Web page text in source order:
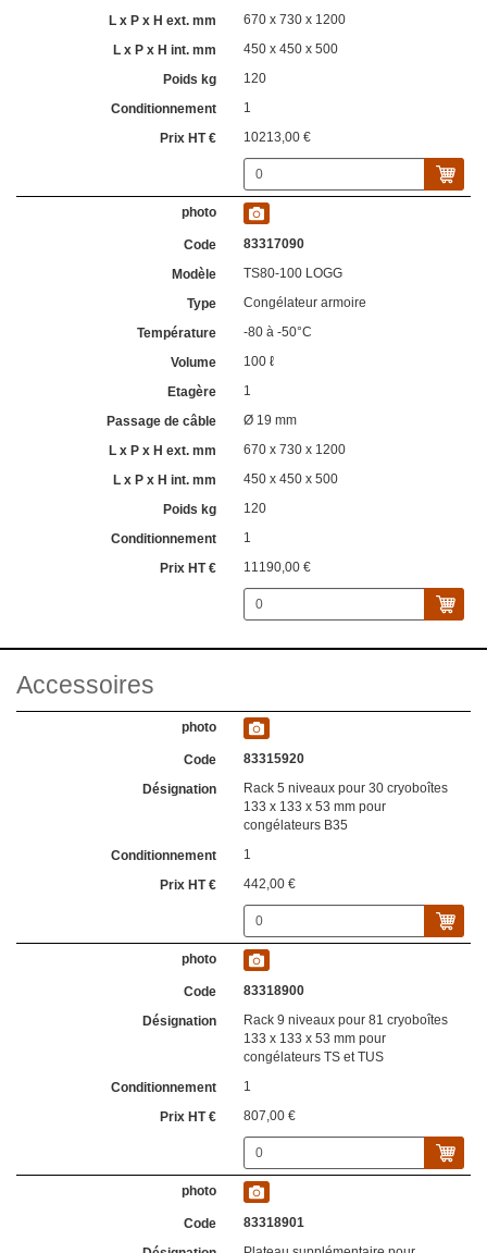
670 x 730 x 1200
450 x 450 x 500
120
1
10213,00 €
83317090
TS80-100 LOGG
Congélateur armoire
-80 à -50°C
100 ℓ
1
Ø 19 mm
670 x 730 x 1200
450 x 450 x 500
120
1
11190,00 €
Accessoires
83315920
Rack 5 niveaux pour 30 cryoboîtes
133 x 133 x 53 mm pour
congélateurs B35
1
442,00 €
83318900
Rack 9 niveaux pour 81 cryoboîtes
133 x 133 x 53 mm pour
congélateurs TS et TUS
1
807,00 €
83318901